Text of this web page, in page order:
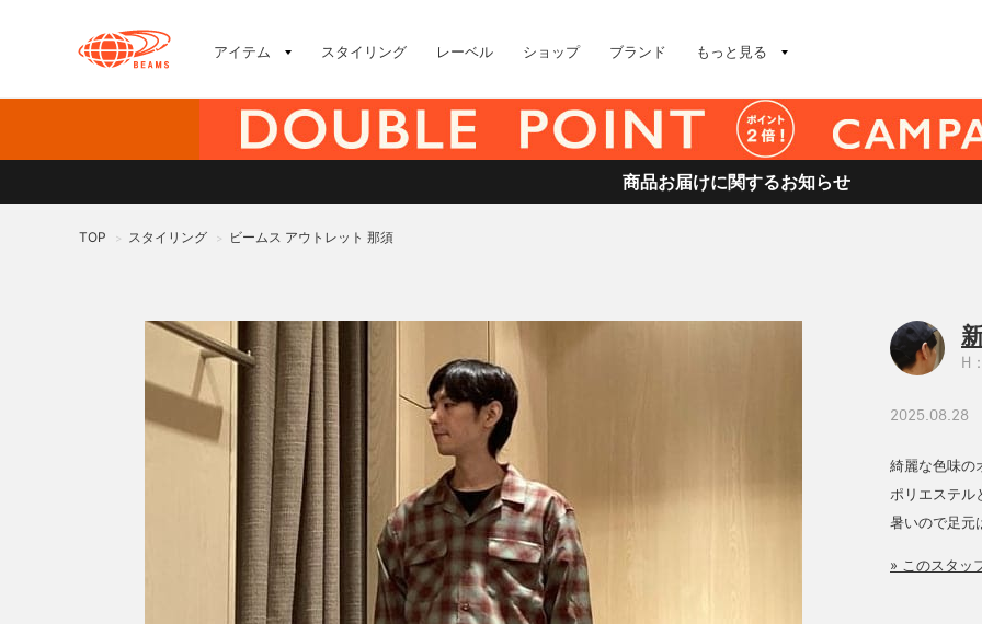
アイテム スタイリング レーベル ショップ ブランド もっと見る
商品お届けに関するお知らせ
TOP > スタイリング > ビームス アウトレット 那須
H
2025.08.28
綺麗な色味の
ポリエステル
暑いので足元
» このスタッ